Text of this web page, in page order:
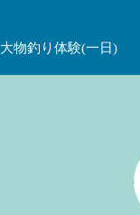
大物釣り体験(一日)